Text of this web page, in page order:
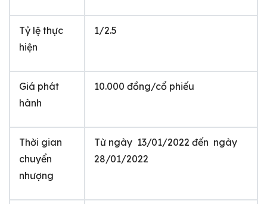
Tỷ lệ thực
hiện
1/2.5
Giá phát
hành
10.000 đồng/cổ phiếu
Thời gian
chuyển
nhượng
Từ ngày 13/01/2022 đến ngày
28/01/2022